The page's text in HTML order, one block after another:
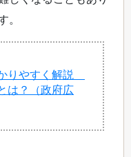
。
りやすく解説
は？（政府広